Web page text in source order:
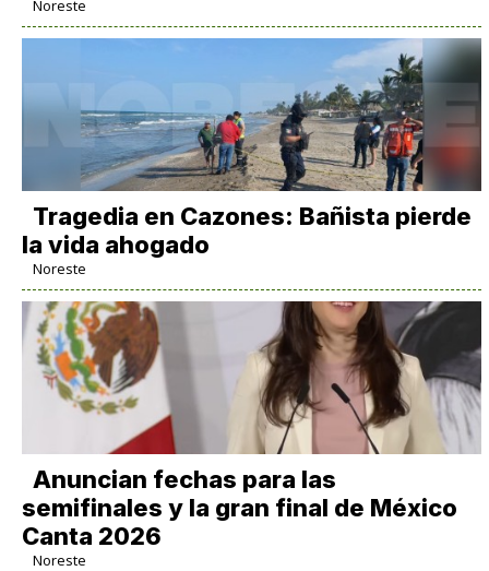
Noreste
Tragedia en Cazones: Bañista pierde
la vida ahogado
Noreste
Anuncian fechas para las
semifinales y la gran final de México
Canta 2026
Noreste